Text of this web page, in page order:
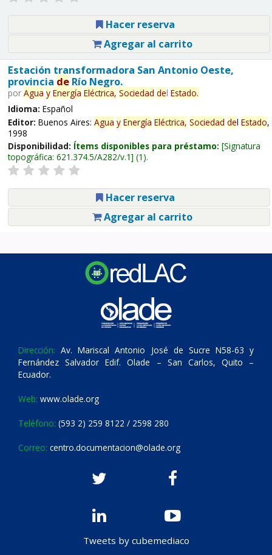
Hacer reserva
Agregar al carrito
Estación transformadora San Antonio Oeste,
provincia deRío Negro.
por Agua y Energía Eléctrica, Sociedad del Estado.
Idioma: Español
Editor: Buenos Aires: Agua y Energía Eléctrica, Sociedad del Estado,
1998
Disponibilidad: Ítems disponibles para préstamo: Signatura
topográfica: 621.374.5/A282/v.1 (1).
Hacer reserva
Agregar al carrito
Dirección: Av. Mariscal Antonio José de Sucre N58-63 y
Fernández Salvador Edif. Olade – San Carlos, Quito –
Ecuador.
Web: www.olade.org
Teléfono: (593 2) 259 8122 / 2598 280
Correo: centro.documentacion@olade.org
Tweets by cubemediaco